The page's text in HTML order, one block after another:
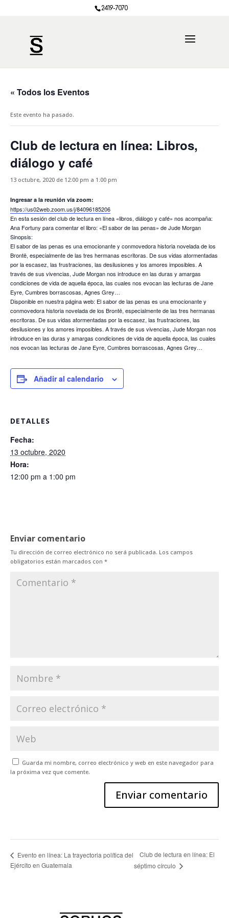
2419-7070
« Todos los Eventos
Este evento ha pasado.
Club de lectura en línea: Libros,
diálogo y café
13 octubre, 2020 de 12:00 pm a 1:00 pm
Ingresar a la reunión vía zoom:
https://us02web.zoom.us/j/84096185206
En esta sesión del club de lectura en línea «libros, diálogo y café» nos acompaña:
Ana Fortuny para comentar el libro: «El sabor de las penas» de Jude Morgan
Sinopsis:
El sabor de las penas es una emocionante y conmovedora historia novelada de los
Brontë, especialmente de las tres hermanas escritoras. De sus vidas atormentadas
por la escasez, las frustraciones, las desilusiones y los amores imposibles. A
través de sus vivencias, Jude Morgan nos introduce en las duras y amargas
condiciones de vida de aquella época, las cuales nos evocan las lecturas de Jane
Eyre, Cumbres borrascosas, Agnes Grey…
Disponible en nuestra página web: El sabor de las penas es una emocionante y
conmovedora historia novelada de los Brontë, especialmente de las tres hermanas
escritoras. De sus vidas atormentadas por la escasez, las frustraciones, las
desilusiones y los amores imposibles. A través de sus vivencias, Jude Morgan nos
introduce en las duras y amargas condiciones de vida de aquella época, las cuales
nos evocan las lecturas de Jane Eyre, Cumbres borrascosas, Agnes Grey…
Añadir al calendario
DETALLES
Fecha:
13 octubre, 2020
Hora:
12:00 pm a 1:00 pm
Enviar comentario
Tu dirección de correo electrónico no será publicada. Los campos
obligatorios están marcados con *
Guarda mi nombre, correo electrónico y web en este navegador para
la próxima vez que comente.
Evento en línea: La trayectoria política del
Ejército en Guatemala
Club de lectura en línea: El
séptimo círculo